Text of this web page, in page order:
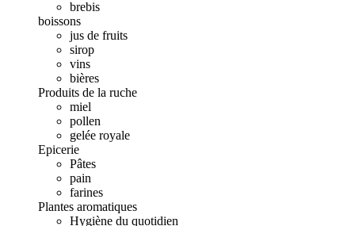
brebis
boissons
jus de fruits
sirop
vins
bières
Produits de la ruche
miel
pollen
gelée royale
Epicerie
Pâtes
pain
farines
Plantes aromatiques
Hygiène du quotidien